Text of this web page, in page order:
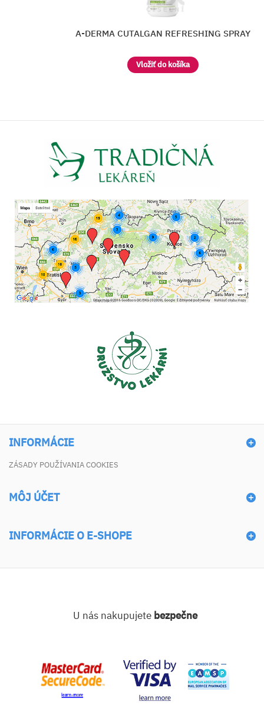
CUTALGAN REFRESHING SPRAY
INFORMÁCIE
ZÁSADY POUŽÍVANIA COOKIES
MÔJ ÚČET
INFORMÁCIE O E-SHOPE
U nás nakupujete bezpečne